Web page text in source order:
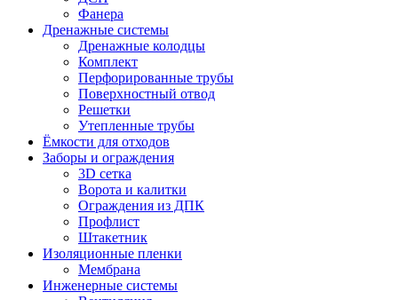
Фанера
Дренажные системы
Дренажные колодцы
Комплект
Перфорированные трубы
Поверхностный отвод
Решетки
Утепленные трубы
Ёмкости для отходов
Заборы и ограждения
3D сетка
Ворота и калитки
Ограждения из ДПК
Профлист
Штакетник
Изоляционные пленки
Мембрана
Инженерные системы